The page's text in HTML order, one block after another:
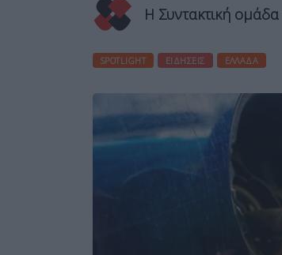
Η Συντακτική
SPOTLIGHT ΕΙΔΉΣΕΙΣ ΕΛΛΆΔΑ